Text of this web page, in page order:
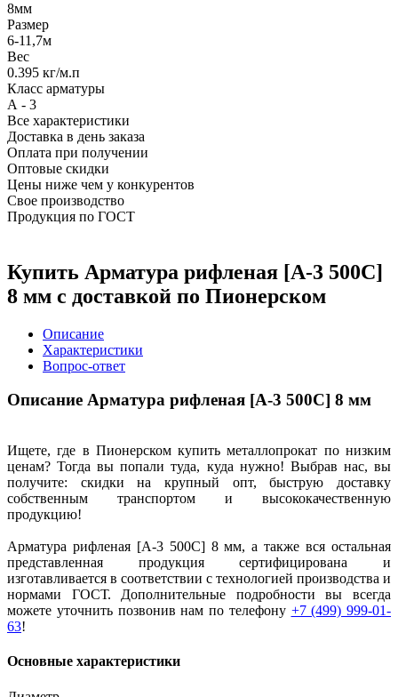
8мм
Размер
6-11,7м
Вес
0.395 кг/м.п
Класс арматуры
А - 3
Все характеристики
Доставка в день заказа
Оплата при получении
Оптовые скидки
Цены ниже чем у конкурентов
Свое производство
Продукция по ГОСТ
Купить Арматура рифленая [А-3 500С]
8 мм с доставкой по Пионерском
Описание
Характеристики
Вопрос-ответ
Описание Арматура рифленая [А-3 500С] 8 мм
Ищете, где в Пионерском купить металлопрокат по низким
ценам? Тогда вы попали туда, куда нужно! Выбрав нас, вы
получите: скидки на крупный опт, быструю доставку
собственным транспортом и высококачественную
продукцию!
Арматура рифленая [А-3 500С] 8 мм, а также вся остальная
представленная продукция сертифицирована и
изготавливается в соответствии с технологией производства и
нормами ГОСТ. Дополнительные подробности вы всегда
можете уточнить позвонив нам по телефону +7 (499) 999-01-
63!
Основные характеристики